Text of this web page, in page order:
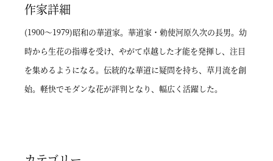
作家詳細
(1900～1979)昭和の華道家。華道家・勅使河原久次の長男。幼
時から生花の指導を受け、やがて卓越した才能を発揮し、注目
を集めるようになる。伝統的な華道に疑問を持ち、草月流を創
始。軽快でモダンな花が評判となり、幅広く活躍した。